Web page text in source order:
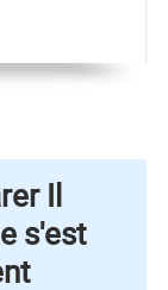
Il
s'est